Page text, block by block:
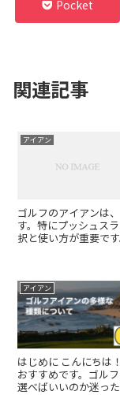
Pocket
関連記事
アイアン
ゴルフのアイアンは
す。特にプッシュス
択と使い方が重要で
アイアン
はじめに こんにちは
おすすめです。ゴル
選べばいいのか迷っ